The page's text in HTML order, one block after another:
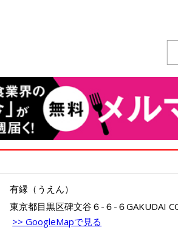
有縁（うえん）
東京都目黒区碑文谷６-６-６GAKUDAI
>> GoogleMapで見る